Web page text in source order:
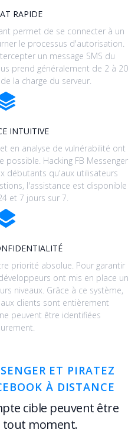
RAPIDE
permet de se connecter à un
le processus d'autorisation.
un message SMS du
prend généralement de 2 à 20
la charge du serveur.
INTUITIVE
en analyse de vulnérabilité ont
Hacking FB Messenger
débutants qu'aux utilisateurs
l'assistance est disponible
et 7 jours sur 7.
priorité absolue. Pour garantir
ont mis en place un
niveaux. Grâce à ce système,
clients sont entièrement
peuvent être identifiées
ET PIRATEZ
À DISTANCE
cible peuvent être
tout moment.